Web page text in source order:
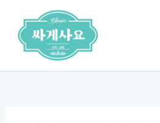
너